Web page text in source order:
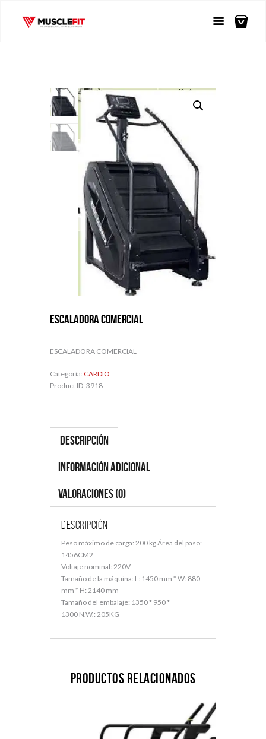
ESCALADORA COMERCIAL
ESCALADORA COMERCIAL
Categoría: CARDIO
Product ID: 3918
Descripción
Información adicional
Valoraciones (0)
Descripción
Peso máximo de carga: 200 kg Área del paso:
1456CM2
Voltaje nominal: 220V
Tamaño de la máquina: L: 1450 mm * W: 880
mm * H: 2140 mm
Tamaño del embalaje: 1350 * 950 *
1300 N.W.: 205KG
Productos relacionados